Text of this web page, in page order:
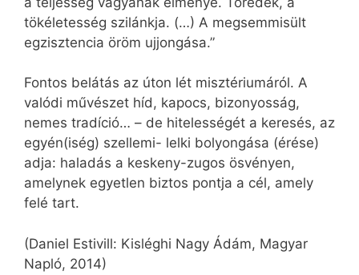
tökéletesség szilánkja. (…) A megsemmisült
egzisztencia öröm ujjongása.”
Fontos belátás az úton lét misztériumáról. A
valódi művészet híd, kapocs, bizonyosság,
nemes tradíció… – de hitelességét a keresés, az
egyén(iség) szellemi- lelki bolyongása (érése)
adja: haladás a keskeny-zugos ösvényen,
amelynek egyetlen biztos pontja a cél, amely
felé tart.
(Daniel Estivill: Kisléghi Nagy Ádám, Magyar
Napló, 2014)